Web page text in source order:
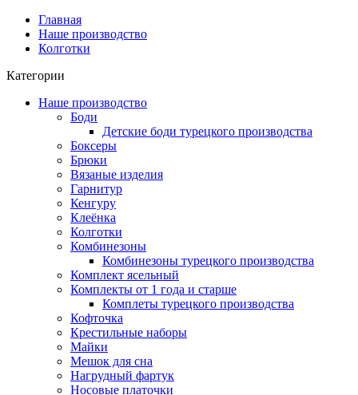
Главная
Наше производство
Колготки
Категории
Наше производство
Боди
Детские боди турецкого производства
Боксеры
Брюки
Вязаные изделия
Гарнитур
Кенгуру
Клеёнка
Колготки
Комбинезоны
Комбинезоны турецкого производства
Комплект ясельный
Комплекты от 1 года и старше
Комплеты турецкого производства
Кофточка
Крестильные наборы
Майки
Мешок для сна
Нагрудный фартук
Носовые платочки